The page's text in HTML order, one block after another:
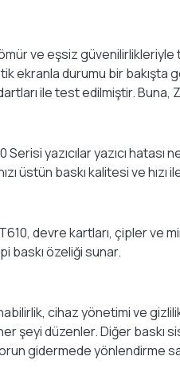
ömür ve eşsiz
ekranla durumu bir bakışta
ile test edilmiştir. Buna,
yazıcılar yazıcı
üstün baskı kalitesi ve hızı
devre kartları, çipler ve
baskı özeliği sunar.
cihaz yönetimi ve
şeyi düzenler. Diğer
gidermede yönlendirme